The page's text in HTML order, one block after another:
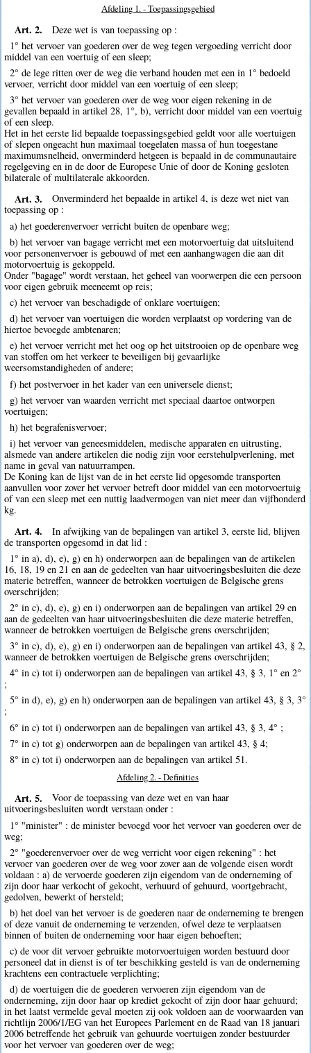
Afdeling 1. - Toepassingsgebied
Art. 2.
Deze wet is van toepassing op :
1° het vervoer van goederen over de weg tegen vergoeding verricht door
middel van een voertuig of een sleep;
2° de lege ritten over de weg die verband houden met een in 1° bedoeld
vervoer, verricht door middel van een voertuig of een sleep;
3° het vervoer van goederen over de weg voor eigen rekening in de
gevallen bepaald in artikel 28, 1°, b), verricht door middel van een voertuig
of een sleep.
Het in het eerste lid bepaalde toepassingsgebied geldt voor alle voertuigen
of slepen ongeacht hun maximaal toegelaten massa of hun toegestane
maximumsnelheid, onverminderd hetgeen is bepaald in de communautaire
regelgeving en in de door de Europese Unie of door de Koning gesloten
bilaterale of multilaterale akkoorden.
Art. 3.
Onverminderd het bepaalde in artikel 4, is deze wet niet van
toepassing op :
a) het goederenvervoer verricht buiten de openbare weg;
b) het vervoer van bagage verricht met een motorvoertuig dat uitsluitend
voor personenvervoer is gebouwd of met een aanhangwagen die aan dit
motorvoertuig is gekoppeld.
Onder "bagage" wordt verstaan, het geheel van voorwerpen die een persoon
voor eigen gebruik meeneemt op reis;
c) het vervoer van beschadigde of onklare voertuigen;
d) het vervoer van voertuigen die worden verplaatst op vordering van de
hiertoe bevoegde ambtenaren;
e) het vervoer verricht met het oog op het uitstrooien op de openbare weg
van stoffen om het verkeer te beveiligen bij gevaarlijke
weersomstandigheden of andere;
f) het postvervoer in het kader van een universele dienst;
g) het vervoer van waarden verricht met speciaal daartoe ontworpen
voertuigen;
h) het begrafenisvervoer;
i) het vervoer van geneesmiddelen, medische apparaten en uitrusting,
alsmede van andere artikelen die nodig zijn voor eerstehulpverlening, met
name in geval van natuurrampen.
De Koning kan de lijst van de in het eerste lid opgesomde transporten
aanvullen voor zover het vervoer betreft door middel van een motorvoertuig
of van een sleep met een nuttig laadvermogen van niet meer dan vijfhonderd
kg.
Art. 4.
In afwijking van de bepalingen van artikel 3, eerste lid, blijven
de transporten opgesomd in dat lid :
1° in a), d), e), g) en h) onderworpen aan de bepalingen van de artikelen
16, 18, 19 en 21 en aan de gedeelten van haar uitvoeringsbesluiten die deze
materie betreffen, wanneer de betrokken voertuigen de Belgische grens
overschrijden;
2° in c), d), e), g) en i) onderworpen aan de bepalingen van artikel 29 en
aan de gedeelten van haar uitvoeringsbesluiten die deze materie betreffen,
wanneer de betrokken voertuigen de Belgische grens overschrijden;
3° in c), d), e), g) en i) onderworpen aan de bepalingen van artikel 43, § 2,
wanneer de betrokken voertuigen de Belgische grens overschrijden;
4° in c) tot i) onderworpen aan de bepalingen van artikel 43, § 3, 1° en 2°
;
5° in d), e), g) en h) onderworpen aan de bepalingen van artikel 43, § 3, 3°
;
6° in c) tot i) onderworpen aan de bepalingen van artikel 43, § 3, 4° ;
7° in c) tot g) onderworpen aan de bepalingen van artikel 43, § 4;
8° in c) tot i) onderworpen aan de bepalingen van artikel 51.
Afdeling 2. - Definities
Art. 5.
Voor de toepassing van deze wet en van haar
uitvoeringsbesluiten wordt verstaan onder :
1° "minister" : de minister bevoegd voor het vervoer van goederen over de
weg;
2° "goederenvervoer over de weg verricht voor eigen rekening" : het
vervoer van goederen over de weg voor zover aan de volgende eisen wordt
voldaan : a) de vervoerde goederen zijn eigendom van de onderneming of
zijn door haar verkocht of gekocht, verhuurd of gehuurd, voortgebracht,
gedolven, bewerkt of hersteld;
b) het doel van het vervoer is de goederen naar de onderneming te brengen
of deze vanuit de onderneming te verzenden, ofwel deze te verplaatsen
binnen of buiten de onderneming voor haar eigen behoeften;
c) de voor dit vervoer gebruikte motorvoertuigen worden bestuurd door
personeel dat in dienst is of ter beschikking gesteld is van de onderneming
krachtens een contractuele verplichting;
d) de voertuigen die de goederen vervoeren zijn eigendom van de
onderneming, zijn door haar op krediet gekocht of zijn door haar gehuurd;
in het laatst vermelde geval moeten zij ook voldoen aan de voorwaarden van
richtlijn 2006/1/EG van het Europees Parlement en de Raad van 18 januari
2006 betreffende het gebruik van gehuurde voertuigen zonder bestuurder
voor het vervoer van goederen over de weg;